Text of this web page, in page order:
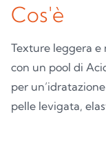
Cos'è
Texture leggera e
con un pool di
per
pelle levigata,